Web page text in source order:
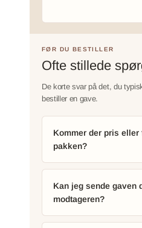
FØR DU BESTILLER
Ofte stillede
De korte svar på det, du
bestiller en gave.
Kommer der pris eller
pakken?
Kan jeg sende gaven
modtageren?